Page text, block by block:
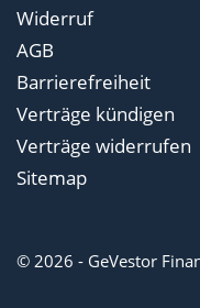
Widerruf
AGB
Barrierefreiheit
Verträge kündigen
Verträge widerrufen
Sitemap
© 2026 - GeVestor